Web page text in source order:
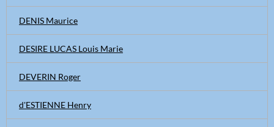
DENIS Maurice
DESIRE LUCAS Louis Marie
DEVERIN Roger
d'ESTIENNE Henry